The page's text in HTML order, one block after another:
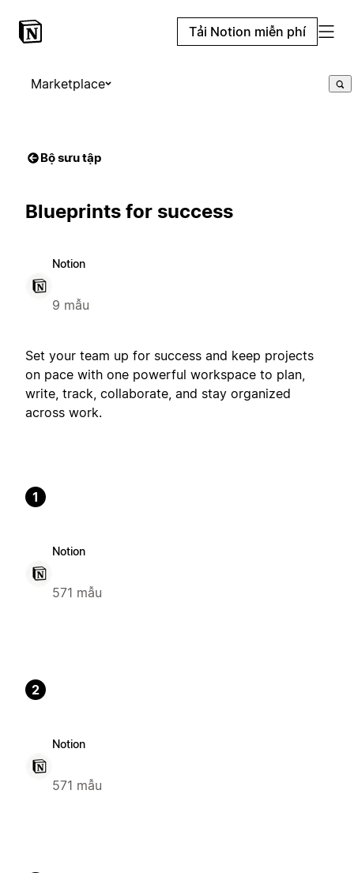
Tải Notion miễn phí
Marketplace
Bộ sưu tập
Blueprints for success
Notion
9 mẫu
Set your team up for success and keep projects
on pace with one powerful workspace to plan,
write, track, collaborate, and stay organized
across work.
1
Notion
571 mẫu
2
Notion
571 mẫu